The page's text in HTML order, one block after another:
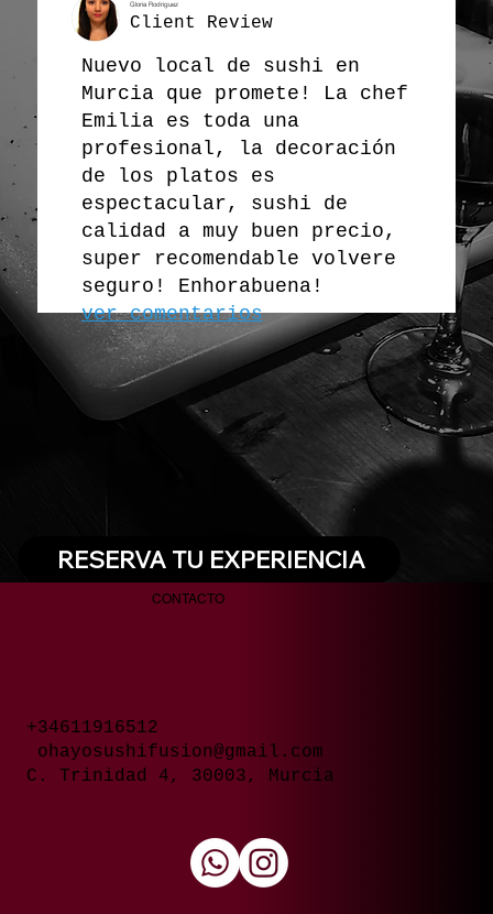
Gloria Rodriguez
Client Review
Nuevo local de sushi en
Murcia que promete! La chef
Emilia es toda una
profesional, la decoración
de los platos es
espectacular, sushi de
calidad a muy buen precio,
super recomendable volvere
seguro! Enhorabuena!
ver comentarios
RESERVA TU EXPERIENCIA
CONTACTO
+34611916512
ohayosushifusion@gmail.com
C. Trinidad 4, 30003, Murcia